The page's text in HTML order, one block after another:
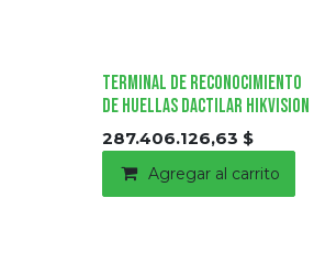
Terminal de Reconocimiento
de Huellas Dactilar Hikvision
287.406.126,63 $
Agregar al carrito